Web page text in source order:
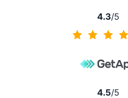
4.3/5
4.5/5